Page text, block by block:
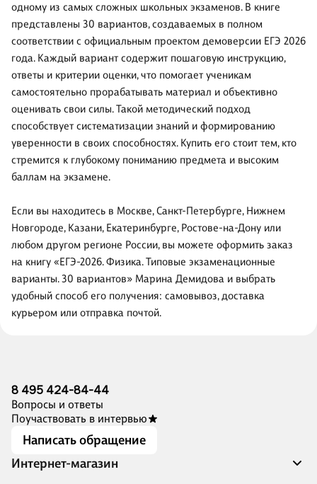
одному из самых сложных школьных экзаменов. В книге
представлены 30 вариантов, создаваемых в полном
соответствии с официальным проектом демоверсии ЕГЭ 2026
года. Каждый вариант содержит пошаговую инструкцию,
ответы и критерии оценки, что помогает ученикам
самостоятельно прорабатывать материал и объективно
оценивать свои силы. Такой методический подход
способствует систематизации знаний и формированию
уверенности в своих способностях. Купить его стоит тем, кто
стремится к глубокому пониманию предмета и высоким
баллам на экзамене.
Если вы находитесь в Москве, Санкт-Петербурге, Нижнем
Новгороде, Казани, Екатеринбурге, Ростове-на-Дону или
любом другом регионе России, вы можете оформить заказ
на книгу «ЕГЭ-2026. Физика. Типовые экзаменационные
варианты. 30 вариантов» Марина Демидова и выбрать
удобный способ его получения: самовывоз, доставка
курьером или отправка почтой.
8 495 424-84-44
Вопросы и ответы
Поучаствовать в интервью
Написать обращение
Интернет-магазин